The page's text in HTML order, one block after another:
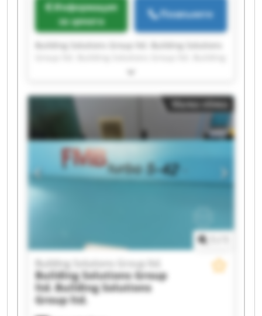
Информация
за цената
Позвънете
Building Solutions Group ltd. Building Solutions
Solutions Group ltd. Building Solutions Group
Solutions Group ltd. Building Solutions Group
ltd. Building Solutions Group ltd. Building
Solutions Group ltd. Building Solutions Group
ltd. Building Solutions Group ltd. Building
Solutions Group ltd. Building Solutions Group
ltd. Building Solutions Group ltd. Building
Solutions Group ltd. Building Solutions Group
ltd. Building Solutions Group ltd. Building
Solutions Group ltd. Building Solutions Group
Малка обява
Building Solutions Group ltd.
Building Solutions Group
ltd. Building Solutions
Group ltd.